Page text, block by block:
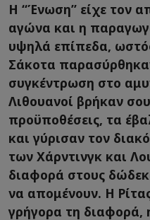
H “Ένωση” είχε τον
αγώνα και η
υψηλά επίπεδα,
Σάκοτα
συγκέντρωση στο
Λιθουανοί βρήκαν
προϋποθέσεις, τα
και γύρισαν τον
των Χάρντινγκ και
διαφορά στους
να απομένουν. Η
γρήγορα τη διαφορά,